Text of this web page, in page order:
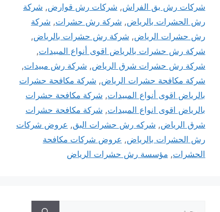
شركات رش بق الفراش, شركات رش قوارض, شركة
رش الحشرات بالرياض, شركة رش حشرات, شركة
رش حشرات الرياض, شركة رش حشرات بالرياض,
شركة رش حشرات بالرياض اقوى أنواع المبيدات,
شركة رش حشرات شرق الرياض, شركة رش مبيدات,
شركة مكافحة حشرات الرياض, شركة مكافحة حشرات
بالرياض اقوى أنواع المبيدات, شركة مكافحة حشرات
بالرياض اقوى انواع المبيدات, شركة مكافحة حشرات
شرق الرياض, شركه رش حشرات البق, عروض شركات
رش الحشرات بالرياض, عروض شركات مكافحة
الحشرات, مؤسسة رش حشرات الرياض